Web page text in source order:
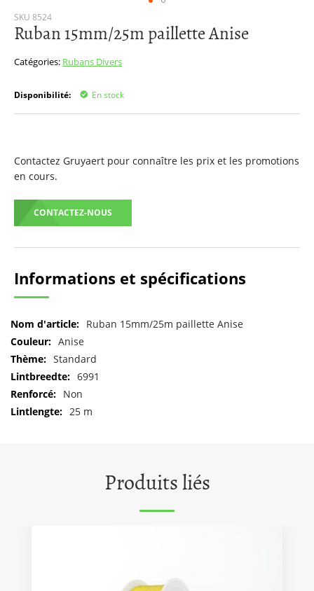
SKU 8524
Ruban 15mm/25m paillette Anise
Catégories: Rubans Divers
Disponibilité: En stock
Contactez Gruyaert pour connaître les prix et les promotions
en cours.
CONTACTEZ-NOUS
Passer
au
de
d’images
Informations et spécifications
Pour
plus
Ruban 15mm/25m paillette Anise
Anise
Standard
6991
Non
25 m
Produits liés